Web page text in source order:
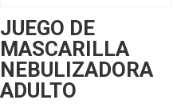
JUEGO DE
MASCARILLA
NEBULIZADORA
ADULTO